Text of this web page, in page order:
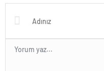
yarışmadan çıkarılmasını
istedi